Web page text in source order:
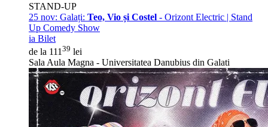
STAND-UP
25 nov: Galați: Teo, Vio și Costel - Orizont Electric | Stand
Up Comedy Show
ia Bilet
de la 111 39 lei
Sala Aula Magna - Universitatea Danubius din Galati